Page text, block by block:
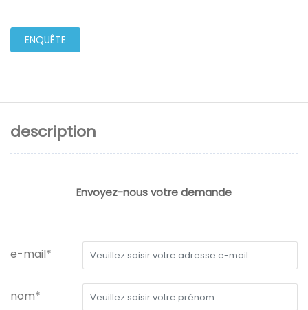
ENQUÊTE
description
Envoyez-nous votre demande
e-mail*
nom*